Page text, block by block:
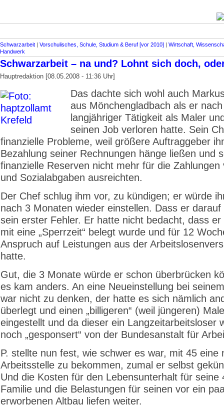
Schwarzarbeit | Vorschulisches, Schule, Studium & Beruf [vor 2010] | Wirtschaft,
Handwerk
Schwarzarbeit – na und? Lohnt sich doch,
Hauptredaktion [08.05.2008 - 11:36 Uhr]
Das dachte sich wohl auch
aus Mönchengladbach als er nach
langjähriger Tätigkeit als Maler
seinen Job verloren hatte. Sein
finanzielle Probleme, weil größere Auftraggeber
Bezahlung seiner Rechnungen hänge ließen und
finanzielle Reserven nicht mehr für die Zahlungen
und Sozialabgaben ausreichten.
Der Chef schlug ihm vor, zu kündigen; er würde
nach 3 Monaten wieder einstellen. Dass er darauf
sein erster Fehler. Er hatte nicht bedacht, dass er
mit eine „Sperrzeit“ belegt wurde und für 12
Anspruch auf Leistungen aus der
hatte.
Gut, die 3 Monate würde er schon überbrücken
es kam anders. An eine Neueinstellung bei
war nicht zu denken, der hatte es sich nämlich
überlegt und einen „billigeren“ (weil jüngeren)
eingestellt und da dieser ein Langzeitarbeitsloser
noch „gesponsert“ von der Bundesanstalt für
P. stellte nun fest, wie schwer es war, mit 45 eine
Arbeitsstelle zu bekommen, zumal er selbst
Und die Kosten für den Lebensunterhalt für seine
Familie und die Belastungen für seinen vor ein
erworbenen Altbau liefen weiter.